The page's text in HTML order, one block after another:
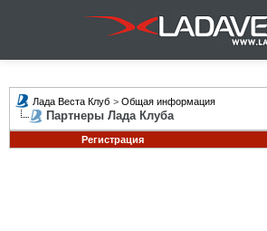
Лада Веста Клуб > Общая информация
Партнеры Лада Клуба
Регистрация